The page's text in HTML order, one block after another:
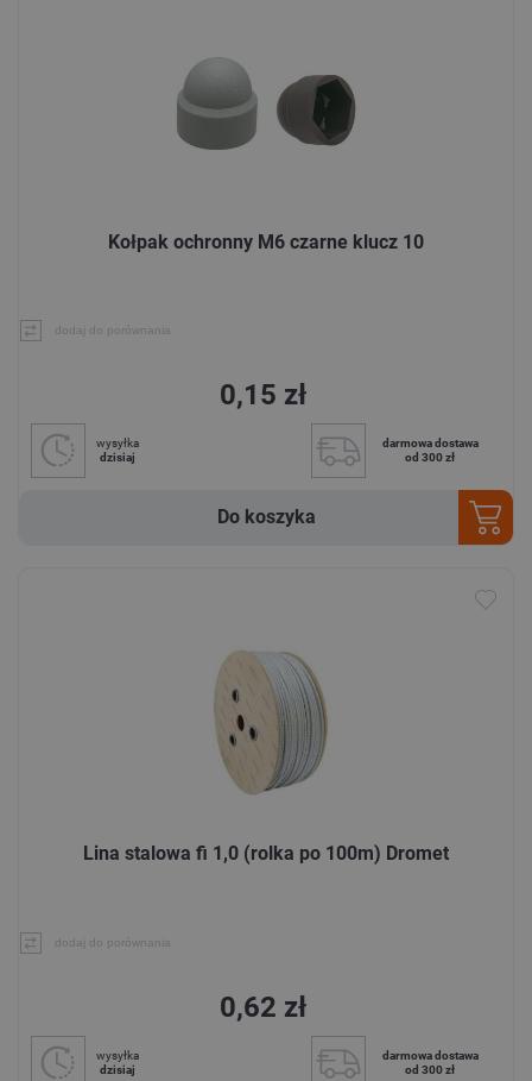
Kołpak ochronny M6 czarne klucz 10
dodaj do porównania
0,15 zł
wysyłka
dzisiaj
darmowa dostawa
od 300 zł
Do koszyka
Lina stalowa fi 1,0 (rolka po 100m) Dromet
dodaj do porównania
0,62 zł
wysyłka
dzisiaj
darmowa dostawa
od 300 zł